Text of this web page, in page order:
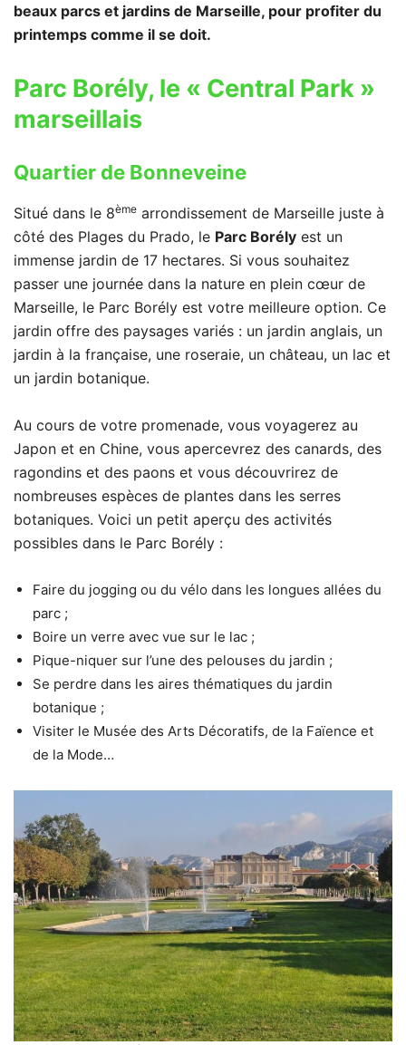
beaux parcs et jardins de Marseille, pour profiter du
printemps comme il se doit.
Parc Borély, le « Central Park »
marseillais
Quartier de Bonneveine
Situé dans le 8ème arrondissement de Marseille juste à
côté des Plages du Prado, le Parc Borély est un
immense jardin de 17 hectares. Si vous souhaitez
passer une journée dans la nature en plein cœur de
Marseille, le Parc Borély est votre meilleure option. Ce
jardin offre des paysages variés : un jardin anglais, un
jardin à la française, une roseraie, un château, un lac et
un jardin botanique.
Au cours de votre promenade, vous voyagerez au
Japon et en Chine, vous apercevrez des canards, des
ragondins et des paons et vous découvrirez de
nombreuses espèces de plantes dans les serres
botaniques. Voici un petit aperçu des activités
possibles dans le Parc Borély :
Faire du jogging ou du vélo dans les longues allées du
parc ;
Boire un verre avec vue sur le lac ;
Pique-niquer sur l’une des pelouses du jardin ;
Se perdre dans les aires thématiques du jardin
botanique ;
Visiter le Musée des Arts Décoratifs, de la Faïence et
de la Mode…